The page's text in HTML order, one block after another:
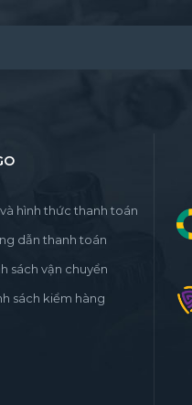
hình thức thanh toán
dẫn thanh toán
sách vận chuyển
sách kiểm hàng